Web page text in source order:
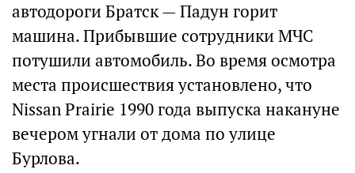
автодороги Братск — Падун горит
машина. Прибывшие сотрудники МЧС
потушили автомобиль. Во время осмотра
места происшествия установлено, что
Nissan Prairie 1990 года выпуска накануне
вечером угнали от дома по улице
Бурлова.